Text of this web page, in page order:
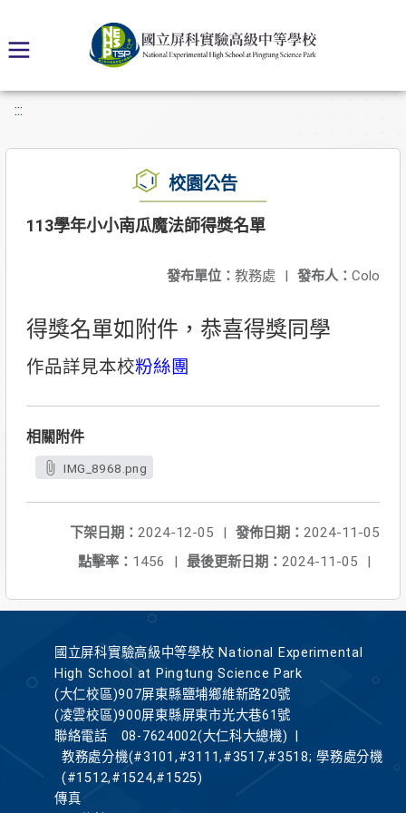
:::
校園公告
113學年小小南瓜魔法師得獎名單
發布人： Colo
發布單位： 教務處 |
得獎名單如附件，恭喜得獎同學
作品詳見本校粉絲團
相關附件
IMG_8968.png
發佈日期： 2024-11-05
下架日期： 2024-12-05
|
最後更新日期： 2024-11-05 |
點擊率： 1456 |
國立屏科實驗高級中等學校 National Experimental
High School at Pingtung Science Park
(大仁校區)907屏東縣鹽埔鄉維新路20號
(凌雲校區)900屏東縣屏東市光大巷61號
聯絡電話
08-7624002(大仁科大總機)
教務處分機(#3101,#3111,#3517,#3518; 學務處分機
(#1512,#1524,#1525)
傳真